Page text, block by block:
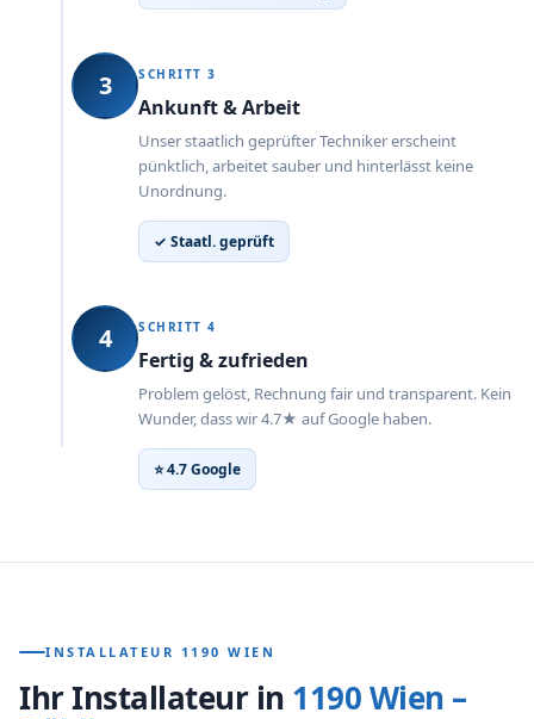
3 SCHRITT 3
Ankunft & Arbeit
Unser staatlich geprüfter Techniker erscheint
pünktlich, arbeitet sauber und hinterlässt keine
Unordnung.
✓ Staatl. geprüft
4 SCHRITT 4
Fertig & zufrieden
Problem gelöst, Rechnung fair und transparent. Kein
Wunder, dass wir 4.7★ auf Google haben.
⭐ 4.7 Google
INSTALLATEUR 1190 WIEN
Ihr Installateur in 1190 Wien –